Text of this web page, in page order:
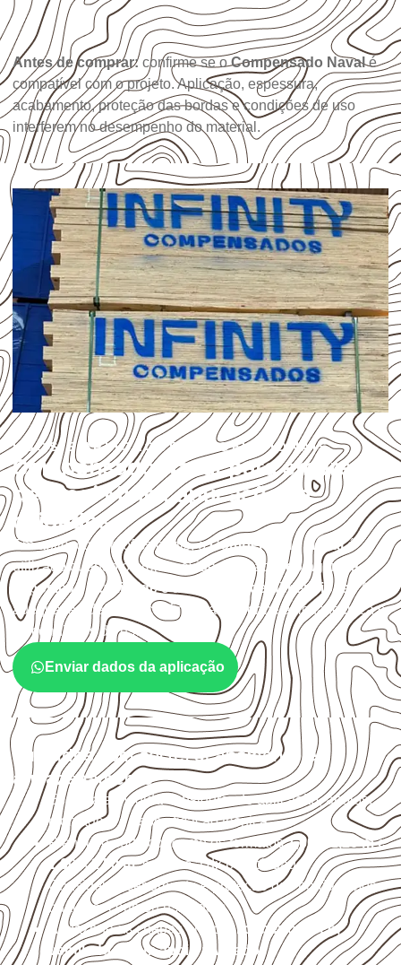
Antes de comprar:confirme se oCompensado Navalé
compatível com o projeto. Aplicação, espessura,
acabamento, proteção das bordas e condições de uso
interferem no desempenho do material.
USOS E APLICAÇÕES PROFISSIONAIS
Compensado Naval para empresas
de Mogi Mirim: aplicações e
cuidados
Em aplicações profissionais, oCompensado Navalé
utilizado quando o projeto exige atenção à colagem, à
exposição à umidade e à estabilidade dimensional . A
adequação deve ser confirmada conforme a ficha técnica e
as condições de uso.
Enviar dados da aplicação
Cuidados com corte, acabamento e
armazenamento
Escolha a medida considerando aplicação, apoios,
montagem e especificação técnica.
Planeje o corte conforme os formatos1,60 × 2,20 m e
1,60 × 2,50 m, sujeitos à disponibilidade.
Considere acabamento e proteção das bordas após
qualquer corte ou usinagem.
Armazene as chapas em local coberto, seco,
ventilado e com apoio nivelado.